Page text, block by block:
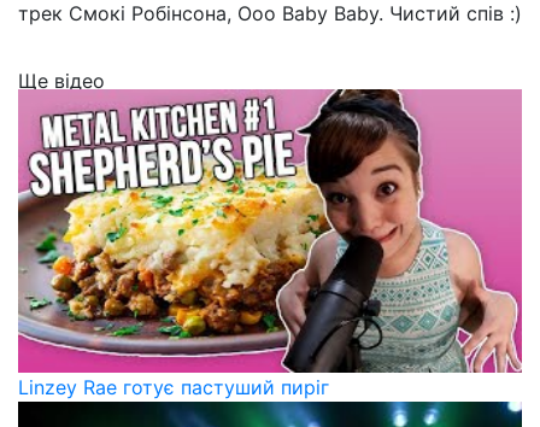
трек Смокі Робінсона, Ooo Baby Baby. Чистий спів :)
Ще відео
Linzey Rae готує пастуший пиріг